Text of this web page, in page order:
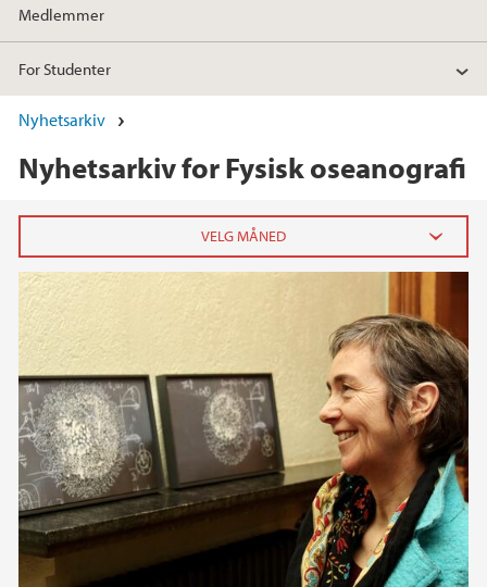
Medlemmer
For Studenter
Nyhetsarkiv
Nyhetsarkiv for Fysisk oseanografi
2020
2019